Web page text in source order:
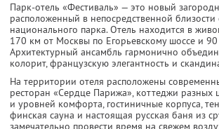
Парк-отель «Фестиваль» — это новый
расположенный в непосредственной
национального парка. Отель находится в
170 км от Москвы по Егорьевскому шоссе и
Архитектурный ансамбль гармонично
колорит, французскую элегантность и
На территории отеля расположены
ресторан «Сердце Парижа», коттеджи разных
и уровней комфорта, гостиничные корпуса,
финская сауна и настоящая русская баня из
замечательно провести время на свежем